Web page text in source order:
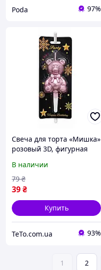
Poda 97%
Свеча для торта «Мишка»
розовый 3D, фигурная
стильный праздничный
декор на день рождения
tet
В наличии
39₴
79 ₴
Купить
TeTo.com.ua 93%
1 2